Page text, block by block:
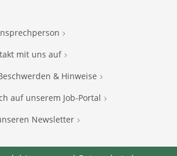
mit uns auf
& Hinweise
auf unserem Job-Portal
Newsletter